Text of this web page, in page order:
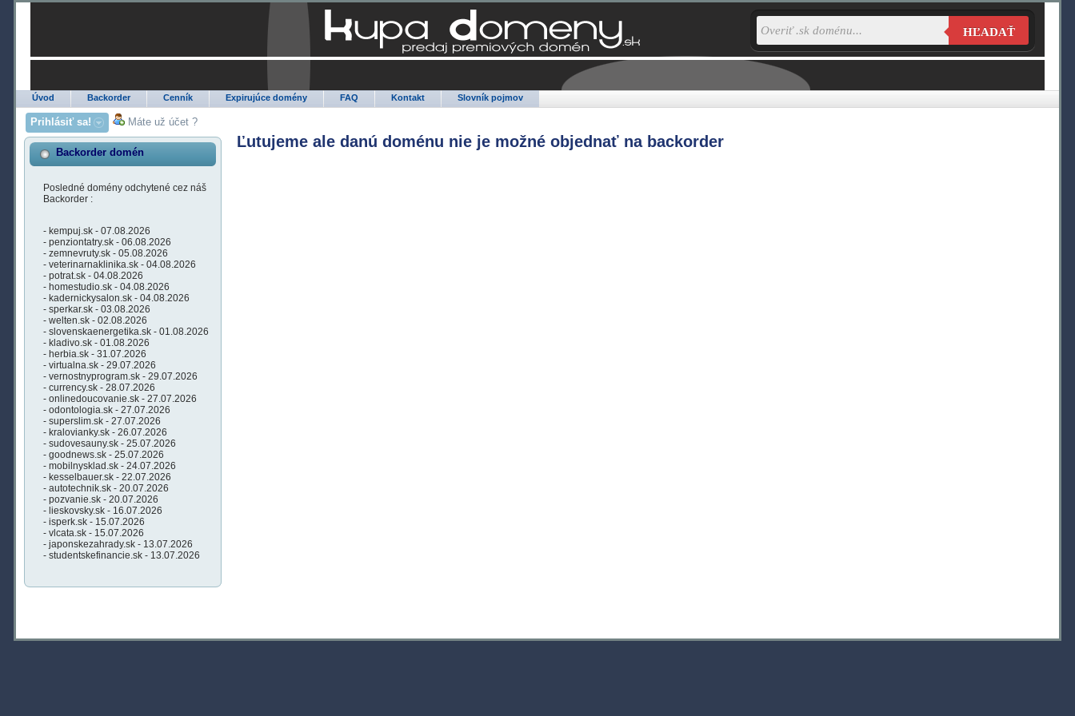
Úvod Backorder Cenník Expirujúce domény FAQ Kontakt Slovník pojmov
HĽADAŤ
Prihlásiť sa! Máte už účet ?
Backorder domén
Posledné domény odchytené cez náš
Backorder :
- kempuj.sk - 07.08.2026
- penziontatry.sk - 06.08.2026
- zemnevruty.sk - 05.08.2026
- veterinarnaklinika.sk - 04.08.2026
- potrat.sk - 04.08.2026
- homestudio.sk - 04.08.2026
- kadernickysalon.sk - 04.08.2026
- sperkar.sk - 03.08.2026
- welten.sk - 02.08.2026
- slovenskaenergetika.sk - 01.08.2026
- kladivo.sk - 01.08.2026
- herbia.sk - 31.07.2026
- virtualna.sk - 29.07.2026
- vernostnyprogram.sk - 29.07.2026
- currency.sk - 28.07.2026
- onlinedoucovanie.sk - 27.07.2026
- odontologia.sk - 27.07.2026
- superslim.sk - 27.07.2026
- kralovianky.sk - 26.07.2026
- sudovesauny.sk - 25.07.2026
- goodnews.sk - 25.07.2026
- mobilnysklad.sk - 24.07.2026
- kesselbauer.sk - 22.07.2026
- autotechnik.sk - 20.07.2026
- pozvanie.sk - 20.07.2026
- lieskovsky.sk - 16.07.2026
- isperk.sk - 15.07.2026
- vlcata.sk - 15.07.2026
- japonskezahrady.sk - 13.07.2026
- studentskefinancie.sk - 13.07.2026
Ľutujeme ale danú doménu nie je možné objednať na backorder